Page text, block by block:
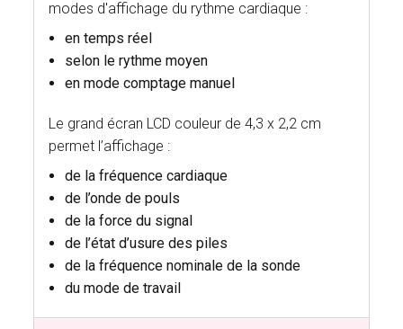
modes d'affichage du rythme cardiaque :
en temps réel
selon le rythme moyen
en mode comptage manuel
Le grand écran LCD couleur de 4,3 x 2,2 cm
permet l’affichage :
de la fréquence cardiaque
de l’onde de pouls
de la force du signal
de l’état d’usure des piles
de la fréquence nominale de la sonde
du mode de travail